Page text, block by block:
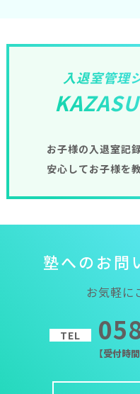
入退室管理
KAZASU
お子様の入退室記
安心してお子様を
塾への お問
お気軽に
TEL
【受付時